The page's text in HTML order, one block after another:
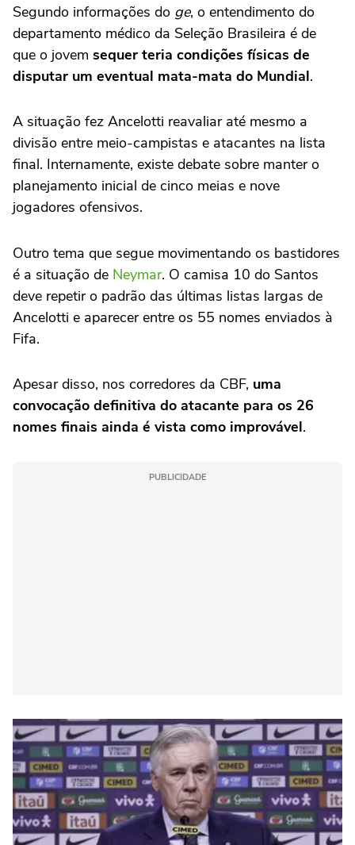
Segundo informações do ge, o entendimento do
departamento médico da Seleção Brasileira é de
que o jovem sequer teria condições físicas de
disputar um eventual mata-mata do Mundial.
A situação fez Ancelotti reavaliar até mesmo a
divisão entre meio-campistas e atacantes na lista
final. Internamente, existe debate sobre manter o
planejamento inicial de cinco meias e nove
jogadores ofensivos.
Outro tema que segue movimentando os bastidores
é a situação de Neymar. O camisa 10 do Santos
deve repetir o padrão das últimas listas largas de
Ancelotti e aparecer entre os 55 nomes enviados à
Fifa.
Apesar disso, nos corredores da CBF, uma
convocação definitiva do atacante para os 26
nomes finais ainda é vista como improvável.
PUBLICIDADE